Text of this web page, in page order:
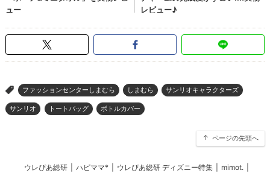
> ファッションセンターしまむら しまむら サンリオキャラクターズ
サンリオ トートバッグ ボトルカバー
ページの先頭へ
ウレぴあ総研 ハピママ* ウレぴあ総研 ディズニー特集 mimot.